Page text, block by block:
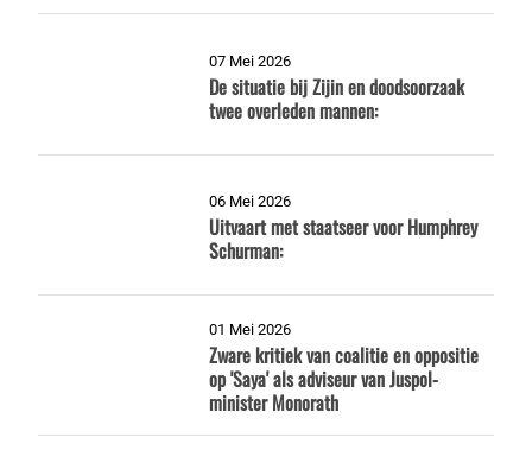
07 Mei 2026
De situatie bij Zijin en doodsoorzaak
twee overleden mannen:
06 Mei 2026
Uitvaart met staatseer voor Humphrey
Schurman:
01 Mei 2026
Zware kritiek van coalitie en oppositie
op 'Saya' als adviseur van Juspol-
minister Monorath